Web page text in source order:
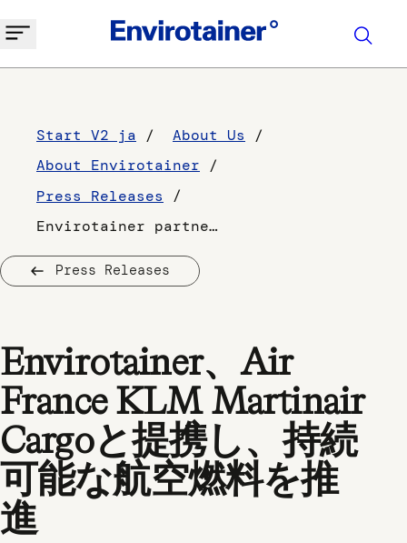
Start V2 ja
About Us
About Envirotainer
Press Releases
Envirotainer partners with Air France KLM Martinair Cargo to advance Sustainable Aviation Fuel
Press Releases
Envirotainer、Air
France KLM Martinair
Cargoと提携し、持続
可能な航空燃料を推
進